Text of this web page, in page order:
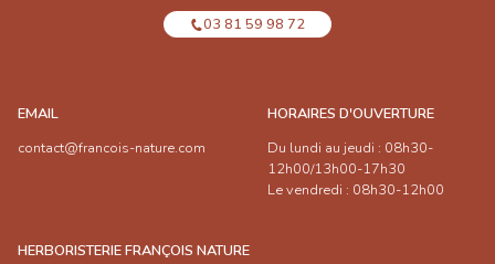
03 81 59 98 72
EMAIL
contact@francois-nature.com
HORAIRES D'OUVERTURE
Du lundi au jeudi : 08h30-
12h00/13h00-17h30
Le vendredi : 08h30-12h00
HERBORISTERIE FRANÇOIS NATURE